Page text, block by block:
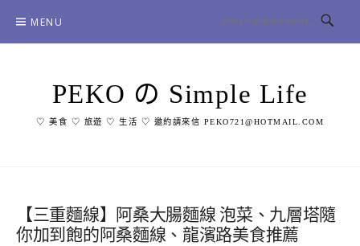
content
MENU
PEKO の Simple Life
♡ 美食 ♡ 旅遊 ♡ 生活 ♡ 邀約請來信 PEKO721@HOTMAIL.COM
【三重麵線】阿桑大腸麵線 泡菜、九層塔隨
你加到飽的阿桑麵線、龍濱路美食推薦